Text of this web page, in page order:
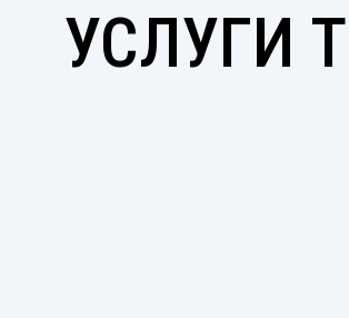
УСЛУГИ